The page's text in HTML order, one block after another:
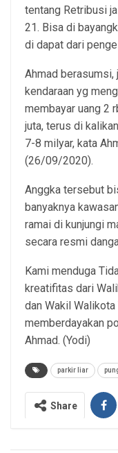
tentang Retribusi
21. Bisa di
di dapat dari
Ahmad berasumsi,
kendaraan yg
membayar uang 2
juta, terus di
7-8 milyar, kata
(26/09/2020).
Anggka tersebut
banyaknya
ramai di kunjungi
secara resmi
Kami menduga
kreatifitas dari
dan Wakil Walikota
memberdayakan
Ahmad. (Yodi)
parkir liar
Share